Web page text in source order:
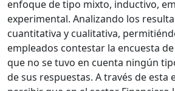
enfoque de tipo mixto, inductivo,
experimental. Analizando los
cuantitativa y cualitativa,
empleados contestar la encuesta
que no se tuvo en cuenta ningún
de sus respuestas. A través de esta